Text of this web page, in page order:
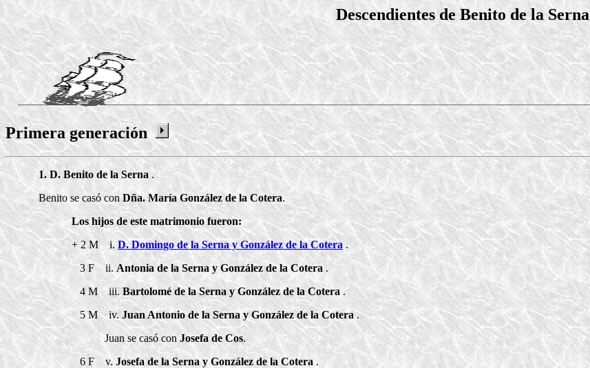
Descendientes de Benito de la Serna
Primera generación
1. D. Benito de la Serna .
Benito se casó conDña. María González de la Cotera.
Los hijos de este matrimonio fueron:
+ 2 M i. D. Domingo de la Serna y González de la Cotera .
3 F ii.Antonia de la Serna y González de la Cotera.
4 M iii.Bartolomé de la Serna y González de la Cotera .
5 M iv. Juan Antonio de la Serna y González de la Cotera.
Juan se casó conJosefa de Cos.
6 F v.Josefa de la Serna y González de la Cotera.